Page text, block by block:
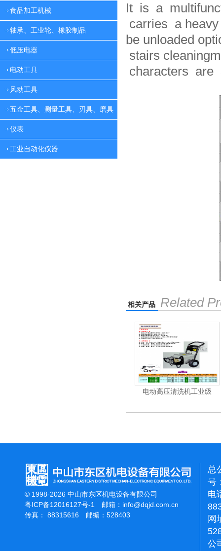
食品加工机械
轴承、工业轮、橡胶制品
低压电器
电动工具
风动工具
五金工具、测量工具、刃具、磨具
仪表
工业自动化仪器
It is a
carries a
be unloaded
stairs
characters
相关产品 Related
电动高压清洗机工业级
© 1998-2026 中山市东区机电设备有限公司
粤ICP备12016127号-1
邮箱： info@dqjd.com.cn
传真： 88315616 邮编：528403
总
号
电
网
公